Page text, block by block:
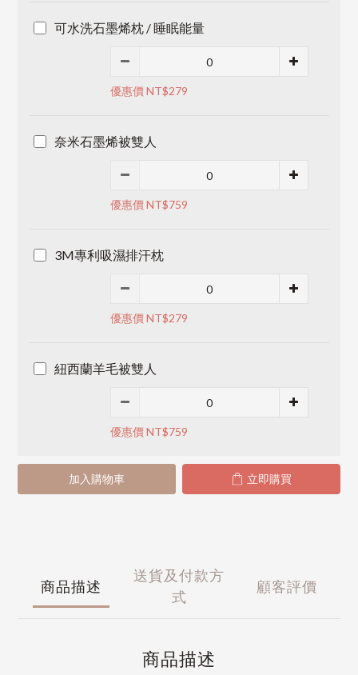
可水洗石墨烯枕 / 睡眠能量
優惠價 NT$279
奈米石墨烯被雙人
優惠價 NT$759
3M專利吸濕排汗枕
優惠價 NT$279
紐西蘭羊毛被雙人
優惠價 NT$759
加入購物車 立即購買
商品描述
送貨及付款方
式
顧客評價
商品描述